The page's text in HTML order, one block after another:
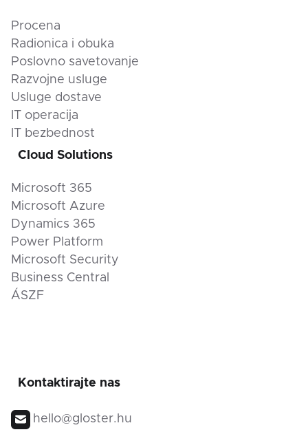
Procena
Radionica i obuka
Poslovno savetovanje
Razvojne usluge
Usluge dostave
IT operacija
IT bezbednost
Cloud Solutions
Microsoft 365
Microsoft Azure
Dynamics 365
Power Platform
Microsoft Security
Business Central
ÁSZF
Kontaktirajte nas
hello@gloster.hu